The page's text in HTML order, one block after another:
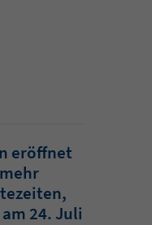
eröffnet
24. Juli